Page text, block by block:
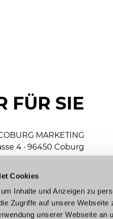
Cookies
Inhalte und Anzeigen zu
Zugriffe auf unsere
unserer Webseite an
FÜR SIE
MARKETING
4 · 96450 Coburg
Information